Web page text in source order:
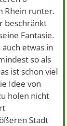
Rhein runter.
beschränkt
Fantasie.
etwas in
so als
ist schon viel
Idee von
holen nicht
Stadt